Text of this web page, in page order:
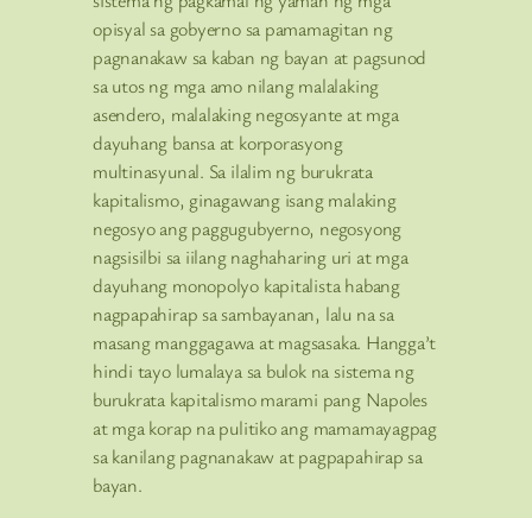
opisyal sa gobyerno sa pamamagitan ng
pagnanakaw sa kaban ng bayan at pagsunod
sa utos ng mga amo nilang malalaking
asendero, malalaking negosyante at mga
dayuhang bansa at korporasyong
multinasyunal. Sa ilalim ng burukrata
kapitalismo, ginagawang isang malaking
negosyo ang paggugubyerno, negosyong
nagsisilbi sa iilang naghaharing uri at mga
dayuhang monopolyo kapitalista habang
nagpapahirap sa sambayanan, lalu na sa
masang manggagawa at magsasaka. Hangga’t
hindi tayo lumalaya sa bulok na sistema ng
burukrata kapitalismo marami pang Napoles
at mga korap na pulitiko ang mamamayagpag
sa kanilang pagnanakaw at pagpapahirap sa
bayan.